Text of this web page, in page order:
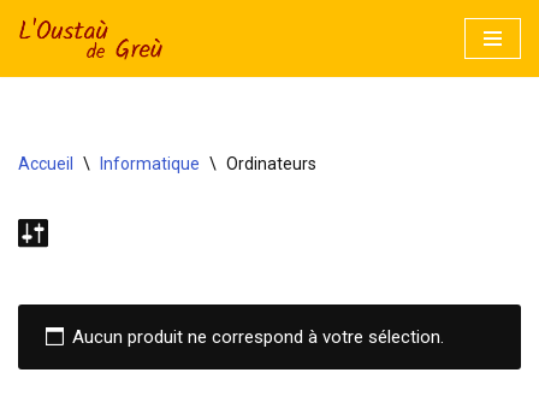
Accueil \ Informatique \ Ordinateurs
Aucun produit ne correspond à votre sélection.